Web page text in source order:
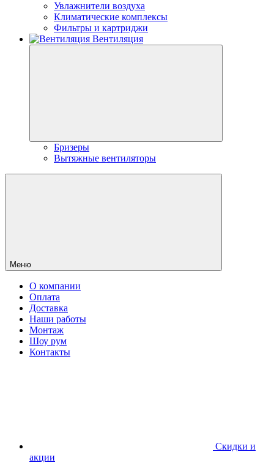
Увлажнители воздуха
Климатические комплексы
Фильтры и картриджи
Вентиляция
Бризеры
Вытяжные вентиляторы
Меню
О компании
Оплата
Доставка
Наши работы
Монтаж
Шоу рум
Контакты
Скидки и
акции